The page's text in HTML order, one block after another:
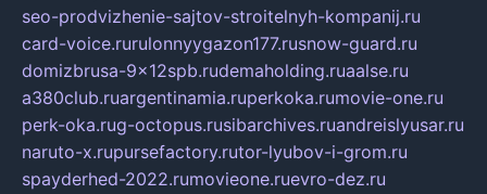
seo-prodvizhenie-sajtov-stroitelnyh-kompanij.ru
card-voice.rurulonnyygazon177.rusnow-guard.ru
domizbrusa-9x12spb.rudemaholding.ruaalse.ru
a380club.ruargentinamia.ruperkoka.rumovie-one.ru
perk-oka.rug-octopus.rusibarchives.ruandreislyusar.ru
naruto-x.rupursefactory.rutor-lyubov-i-grom.ru
spayderhed-2022.rumovieone.ruevro-dez.ru